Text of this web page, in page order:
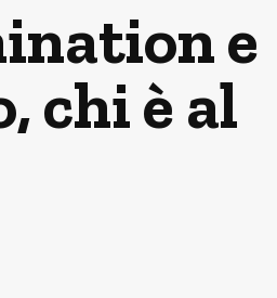
e
chi è al